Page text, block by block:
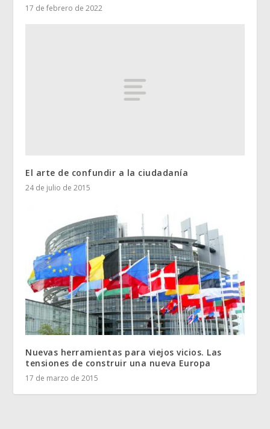
17 de febrero de 2022
El arte de confundir a la ciudadanía
24 de julio de 2015
Nuevas herramientas para viejos vicios. Las
tensiones de construir una nueva Europa
17 de marzo de 2015